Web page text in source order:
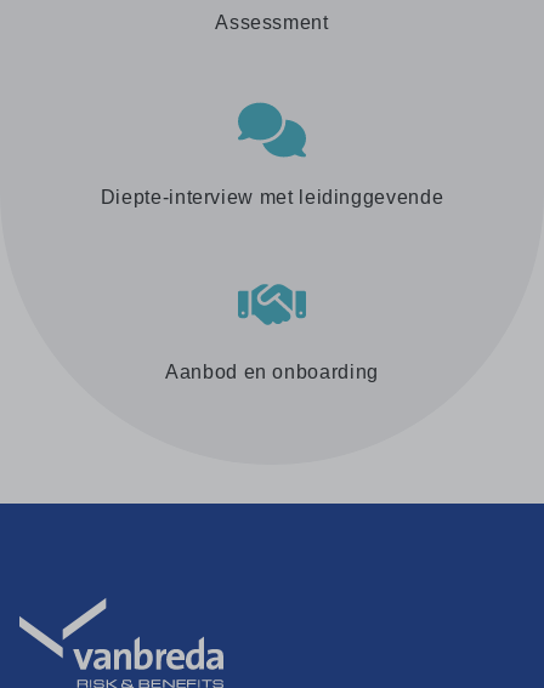
Assessment
Diepte-interview met leidinggevende
Aanbod en onboarding